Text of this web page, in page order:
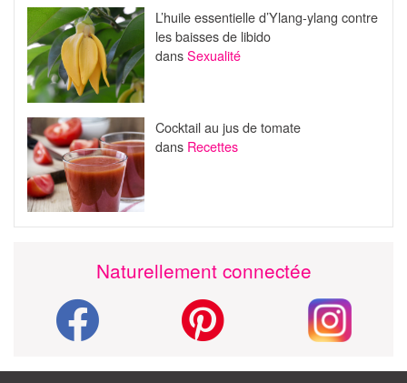
L’huile essentielle d’Ylang-ylang contre
les baisses de libido
dansSexualité
Cocktail au jus de tomate
dans Recettes
Naturellement connectée